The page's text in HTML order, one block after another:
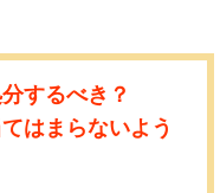
するべき？
はまらないよう